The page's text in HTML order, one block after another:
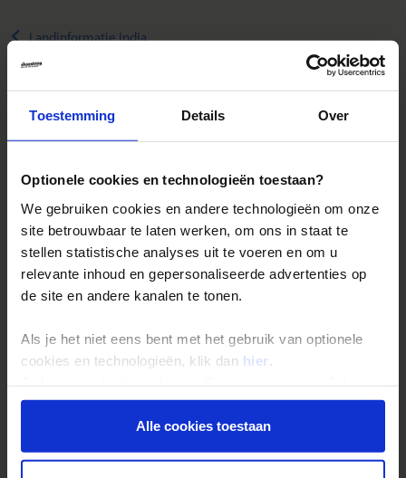
Toestemming Details Over
Optionele cookies en technologieën toestaan?
We gebruiken cookies en andere technologieën om onze
site betrouwbaar te laten werken, om ons in staat te
stellen statistische analyses uit te voeren en om u
relevante inhoud en gepersonaliseerde advertenties op
de site en andere kanalen te tonen.
Als je het niet eens bent met het gebruik van optionele
cookies en technologieën, klik dan hier
onder aan de pagina op elk gewenst moment voor de
toekomst wijzigen.Alle cookies toestaan
Landinformatie India
Reizen met Shoestring
De belangrijkste info op een rij
Bestemmingen
Duurzaam reizen
Reis- en annuleringsvoorwaarden
Veelgestelde vragen
Groepsreizen
Festivalreizen